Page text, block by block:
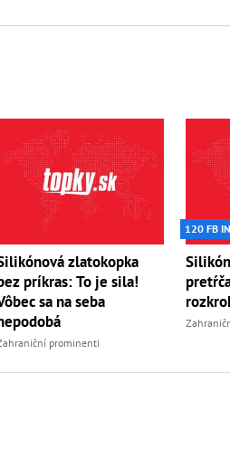
zlatokopka
príkras: To je sila!
sa na seba
prominenti
120 FB